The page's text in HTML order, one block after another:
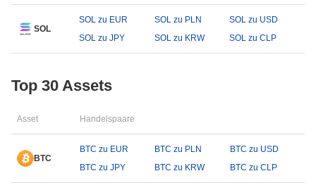
SOL
SOL zu EUR SOL zu PLN
SOL zu USD
SOL zu JPY
SOL zu KRW SOL zu CLP
Top 30 Assets
Asset Handelspaare
BTC
BTC zu EUR BTC zu PLN
BTC zu USD
BTC zu JPY
BTC zu KRW BTC zu CLP